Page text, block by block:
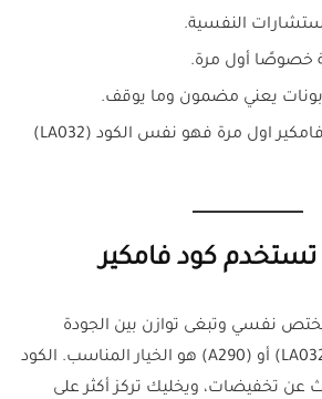
النفسية.
خصوصًا أول مرة.
يعني مضمون وما يوقف.
إذا تبغى كود خصم فامكير اول مرة فهو نفس الكود (LA032)
كود فامكير
مختص نفسي وتبغى توازن بين الجودة
والتوفير، كود فامكير (LA032) أو (A290) هو الخيار المناسب. الكود
عن تخفيضات، ويخليك تركز أكثر على